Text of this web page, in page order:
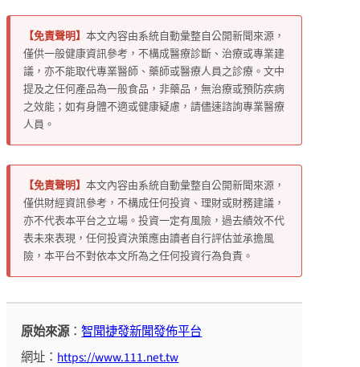
【免責聲明】 本文內容由系統自動彙整自公開新聞來源，
僅供一般健康資訊參考，不構成醫療診斷、治療或專業建
議，亦不能取代專業醫師、藥師或醫療人員之診療。文中
提及之任何產品為一般食品，非藥品，無治療或預防疾病
之效能；如有身體不適或健康疑慮，請儘速諮詢專業醫療
人員。
【免責聲明】 本文內容由系統自動彙整自公開新聞來源，
僅供財經資訊參考，不構成任何投資、理財或財務建議，
亦不代表本平台之立場。投資一定有風險，過去績效不代
表未來表現，任何投資決策應由讀者自行評估並承擔風
險，本平台不對依本文所為之任何投資行為負責。
原始來源：智聞捷發新聞發佈平台
網址： https://www.111.net.tw